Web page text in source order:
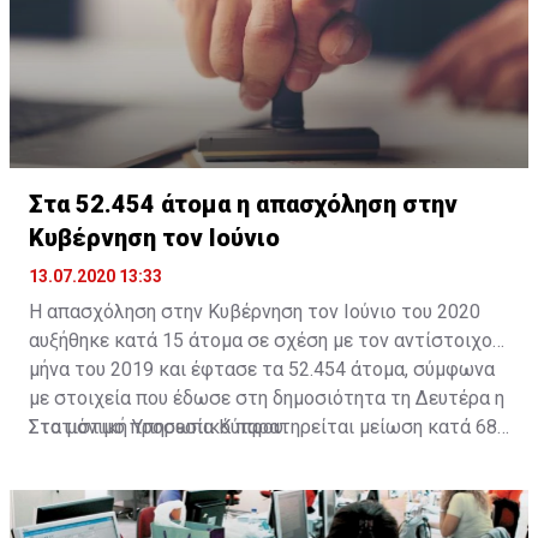
Έκθεσης Εγκεκριμένου Λογιστή).
Όπως αναφέρεται, η πρόσθετη μέρα αφορά τους
ενδιαφερόμενους για την περίοδο από την 1η Απριλίου
2021 μέχρι και την 30η Απριλίου 2021, οι οποίοι για
οποιοδήποτε λόγο δεν υπέβαλαν σχετική αίτηση κατά
την περίοδο υποβολής αιτήσεων για τον μήνα Απρίλιο
2021.
Στα 52.454 άτομα η απασχόληση στην
Κυβέρνηση τον Ιούνιο
13.07.2020 13:33
Η απασχόληση στην Κυβέρνηση τον Ιούνιο του 2020
αυξήθηκε κατά 15 άτομα σε σχέση με τον αντίστοιχο
μήνα του 2019 και έφτασε τα 52.454 άτομα, σύμφωνα
με στοιχεία που έδωσε στη δημοσιότητα τη Δευτέρα η
Στατιστική Υπηρεσία Κύπρου.
Στο μόνιμο προσωπικό παρατηρείται μείωση κατά 685
άτομα (5,0%) φθάνοντας τις 16.541 σε σχέση με 15.470